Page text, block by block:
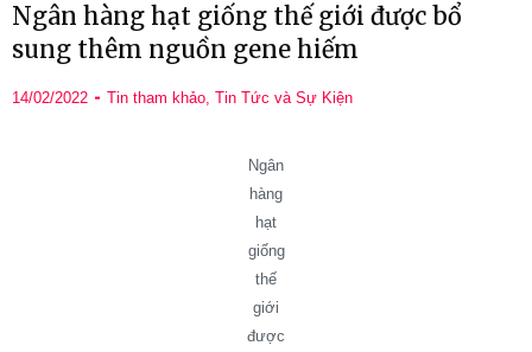
Ngân hàng hạt giống thế giới được bổ
sung thêm nguồn gene hiếm
14/02/2022 Tin tham khảo, Tin Tức và Sự Kiện
Ngân
hàng
hạt
giống
thế
giới
được